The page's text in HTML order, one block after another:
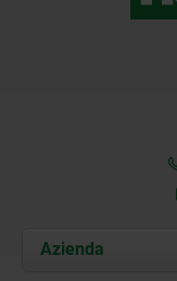
Azienda